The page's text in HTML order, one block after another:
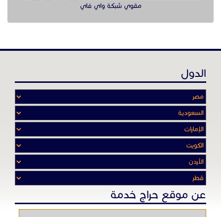
مقوي شبكة واي فاي
الدول
عن موقع حراج خدمة